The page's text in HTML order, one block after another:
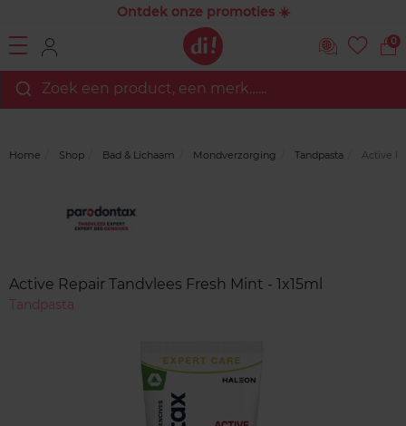
Ontdek onze promoties ☀️
0
Zoek een product, een merk…...
Home Shop Bad & Lichaam Mondverzorging Tandpasta Active
Active Repair Tandvlees Fresh Mint - 1x15ml
Tandpasta